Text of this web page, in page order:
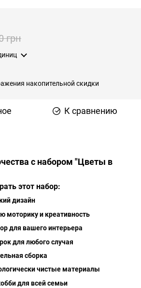
грн
накопительной скидки
К сравнению
с набором "Цветы в
этот набор:
дизайн
моторику и креативность
для вашего интерьера
для любого случая
сборка
чистые материалы
для всей семьи